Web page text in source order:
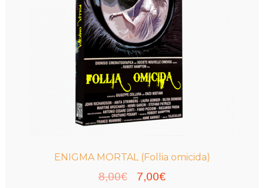
ENIGMA MORTAL (Follia omicida)
8,00€
El7,00€El